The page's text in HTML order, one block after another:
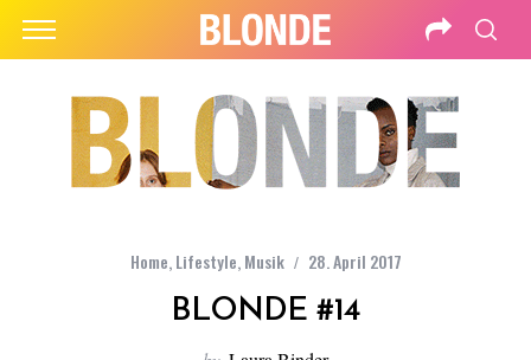
Home,Lifestyle,Musik 28. April 2017
BLONDE #14